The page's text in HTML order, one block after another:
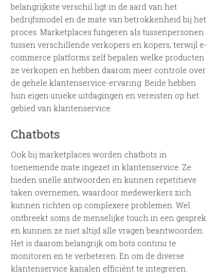
belangrijkste verschil ligt in de aard van het
bedrijfsmodel en de mate van betrokkenheid bij het
proces. Marketplaces fungeren als tussenpersonen
tussen verschillende verkopers en kopers, terwijl e-
commerce platforms zelf bepalen welke producten
ze verkopen en hebben daarom meer controle over
de gehele klantenservice-ervaring. Beide hebben
hun eigen unieke uitdagingen en vereisten op het
gebied van klantenservice.
Chatbots
Ook bij marketplaces worden chatbots in
toenemende mate ingezet in klantenservice. Ze
bieden snelle antwoorden en kunnen repetitieve
taken overnemen, waardoor medewerkers zich
kunnen richten op complexere problemen. Wel
ontbreekt soms de menselijke touch in een gesprek
en kunnen ze niet altijd alle vragen beantwoorden.
Het is daarom belangrijk om bots continu te
monitoren en te verbeteren. En om de diverse
klantenservice kanalen efficiënt te integreren.